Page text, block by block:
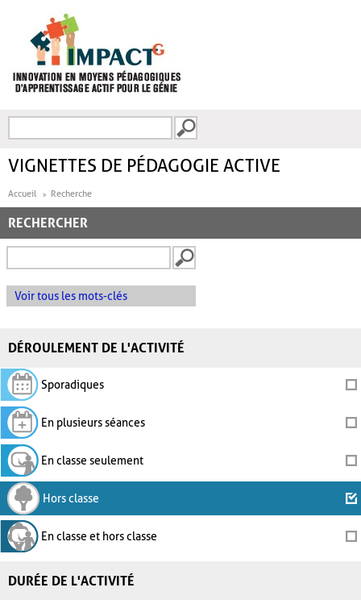
FORMULAIRE DE
VIGNETTES DE PÉDAGOGIE ACTIVE
Accueil Recherche
RECHERCHER
Voir tous les mots-clés
DÉROULEMENT DE L'ACTIVITÉ
Sporadiques
En plusieurs séances
En classe seulement
Hors classe
En classe et hors classe
DURÉE DE L'ACTIVITÉ